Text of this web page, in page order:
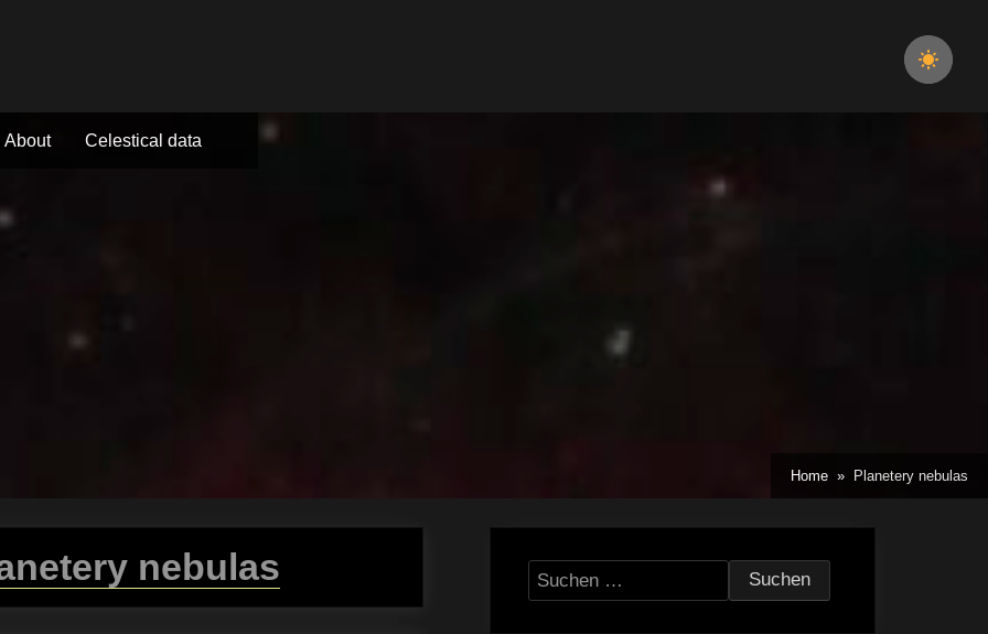
About Celestical data
Home Planetery nebulas
nebulas
Suchen
nach: